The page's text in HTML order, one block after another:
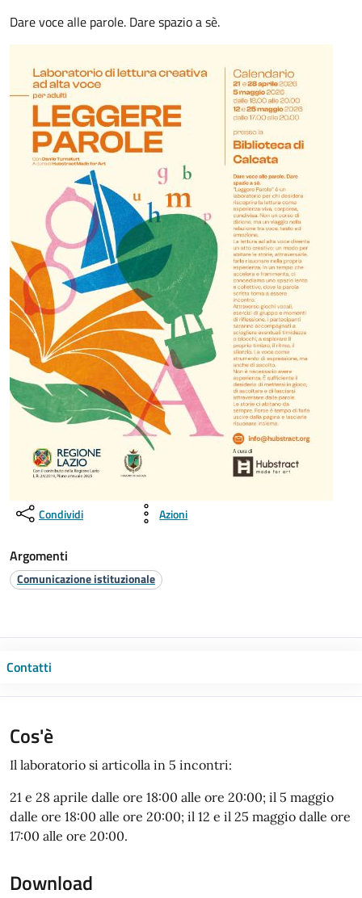
Dare voce alle parole. Dare spazio a sè.
Condividi Azioni
Argomenti
Comunicazione istituzionale
Contatti
Cos'è
Il laboratorio si articolla in 5 incontri:
21 e 28 aprile dalle ore 18:00 alle ore 20:00; il 5 maggio
dalle ore 18:00 alle ore 20:00; il 12 e il 25 maggio dalle ore
17:00 alle ore 20:00.
Download